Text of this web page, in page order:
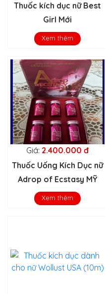
Thuốc kích dục nữ Best
Girl Mới
Xem thêm
Giá: 2.400.000 đ
Thuốc Uống Kích Dục nữ
Adrop of Ecstasy MỸ
Xem thêm